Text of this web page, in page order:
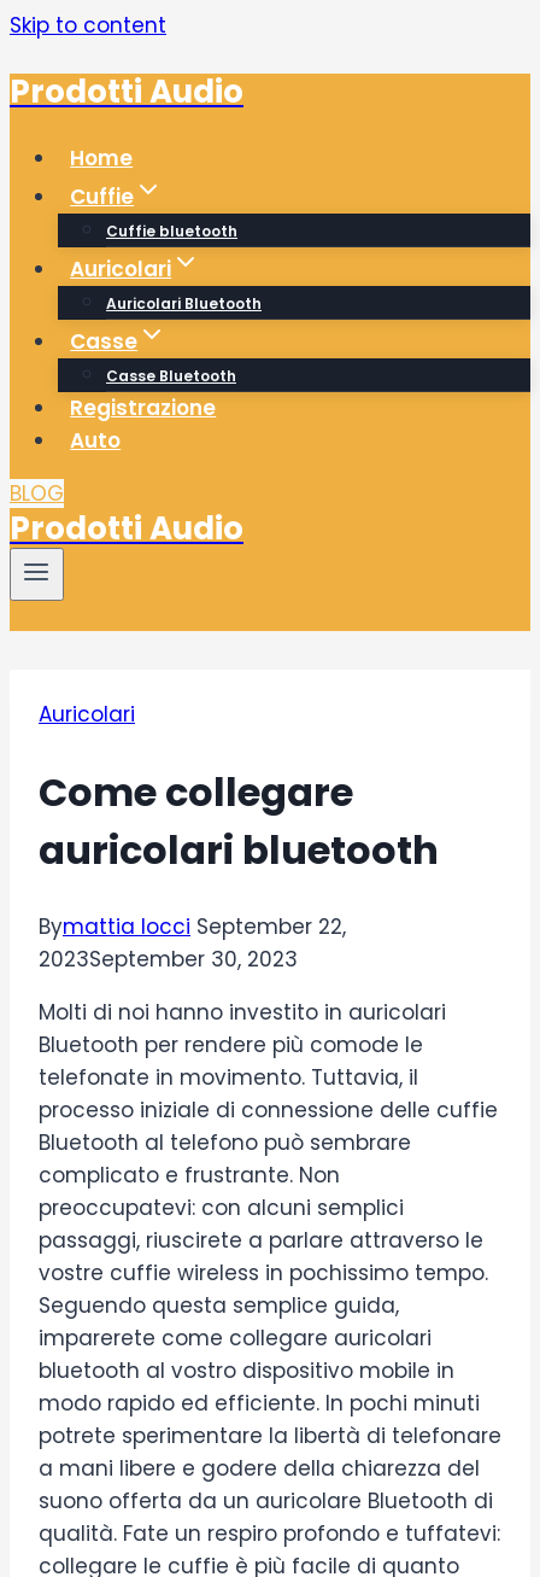
Skip to content
Prodotti Audio
Home
Cuffie
Cuffie bluetooth
Auricolari
Auricolari Bluetooth
Casse
Casse Bluetooth
Registrazione
Auto
BLOG
Prodotti Audio
Auricolari
Come collegare
auricolari bluetooth
Bymattia locci September 22,
2023September 30, 2023
Molti di noi hanno investito in auricolari
Bluetooth per rendere più comode le
telefonate in movimento. Tuttavia, il
processo iniziale di connessione delle cuffie
Bluetooth al telefono può sembrare
complicato e frustrante. Non
preoccupatevi: con alcuni semplici
passaggi, riuscirete a parlare attraverso le
vostre cuffie wireless in pochissimo tempo.
Seguendo questa semplice guida,
imparerete come collegare auricolari
bluetooth al vostro dispositivo mobile in
modo rapido ed efficiente. In pochi minuti
potrete sperimentare la libertà di telefonare
a mani libere e godere della chiarezza del
suono offerta da un auricolare Bluetooth di
qualità. Fate un respiro profondo e tuffatevi:
collegare le cuffie è più facile di quanto